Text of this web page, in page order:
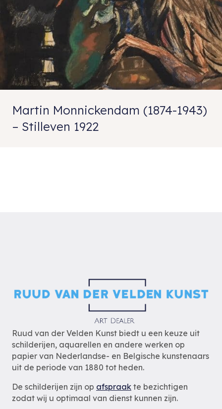
Martin Monnickendam (1874-1943)
– Stilleven 1922
Ruud van der Velden Kunst biedt u een keuze uit
schilderijen, aquarellen en andere werken op
papier van Nederlandse- en Belgische kunstenaars
uit de periode van 1880 tot heden.
De schilderijen zijn op afspraak te bezichtigen
zodat wij u optimaal van dienst kunnen zijn.